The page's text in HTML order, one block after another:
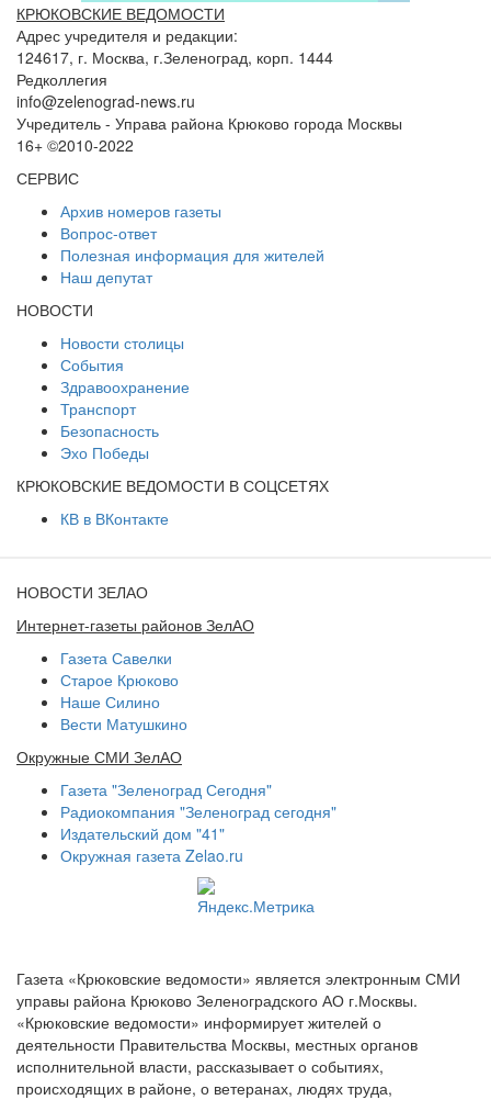
КРЮКОВСКИЕ ВЕДОМОСТИ
Адрес учредителя и редакции:
124617, г. Москва, г.Зеленоград, корп. 1444
Редколлегия
info@zelenograd-news.ru
Учредитель - Управа района Крюково города Москвы
16+ ©2010-2022
СЕРВИС
Архив номеров газеты
Вопрос-ответ
Полезная информация для жителей
Наш депутат
НОВОСТИ
Новости столицы
События
Здравоохранение
Транспорт
Безопасность
Эхо Победы
КРЮКОВСКИЕ ВЕДОМОСТИ В СОЦСЕТЯХ
КВ в ВКонтакте
НОВОСТИ ЗЕЛАО
Интернет-газеты районов ЗелАО
Газета Савелки
Старое Крюково
Наше Силино
Вести Матушкино
Окружные СМИ ЗелАО
Газета "Зеленоград Сегодня"
Радиокомпания "Зеленоград сегодня"
Издательский дом "41"
Окружная газета Zelao.ru
Газета «Крюковские ведомости» является электронным СМИ
управы района Крюково Зеленоградского АО г.Москвы.
«Крюковские ведомости» информирует жителей о
деятельности Правительства Москвы, местных органов
исполнительной власти, рассказывает о событиях,
происходящих в районе, о ветеранах, людях труда,